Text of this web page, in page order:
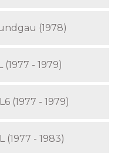
(1978)
- 1979)
(1977 - 1979)
(1977 - 1983)